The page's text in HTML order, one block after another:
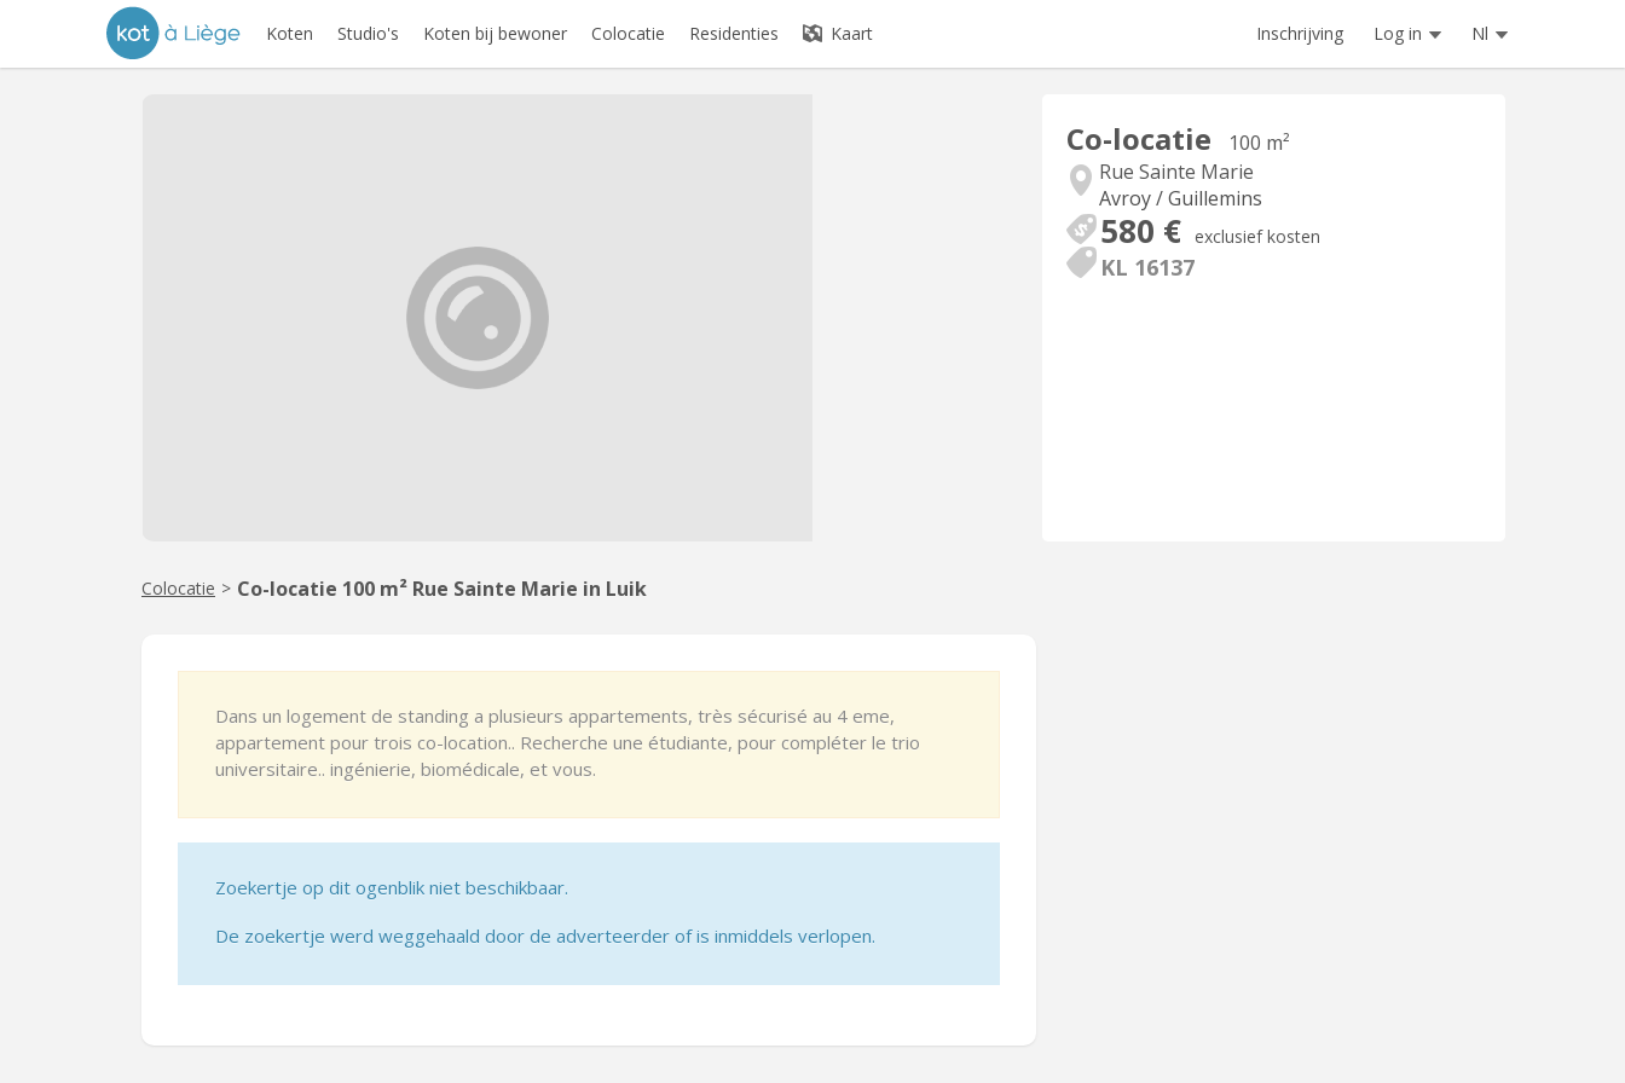
Koten Studio's Koten bij bewoner Colocatie Residenties Kaart Inschrijving Log in Nl
Co-locatie
100 m²
Rue Sainte Marie
Avroy / Guillemins
580 € exclusief kosten
KL 16137
Colocatie > Co-locatie 100 m² Rue Sainte Marie in Luik
Dans un logement de standing a plusieurs appartements, très sécurisé au 4 eme,
appartement pour trois co-location.. Recherche une étudiante, pour compléter le trio
universitaire.. ingénierie, biomédicale, et vous.
Zoekertje op dit ogenblik niet beschikbaar.
De zoekertje werd weggehaald door de adverteerder of is inmiddels verlopen.